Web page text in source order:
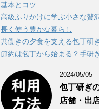
基本とコツ
高級ふりかけに学ぶ小さな贅
長く使う豊かな暮らし
共働きの夕食を支える包丁研
節約は包丁から始まる？手研
2024/05/05
包丁研ぎ
店舗・出